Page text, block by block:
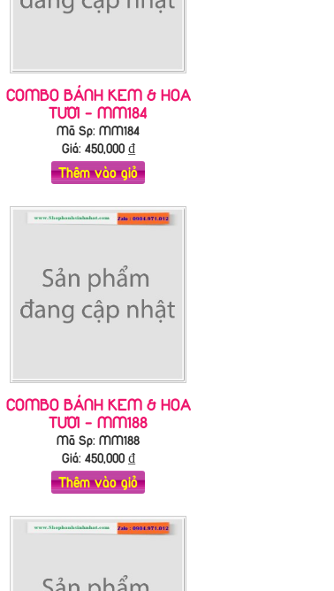
COMBO BÁNH KEM & HOA
TƯƠI - MM184
Mã Sp: MM184
Giá: 450,000₫
Thêm vào giỏ
COMBO BÁNH KEM & HOA
TƯƠI - MM188
Mã Sp: MM188
Giá: 450,000₫
Thêm vào giỏ